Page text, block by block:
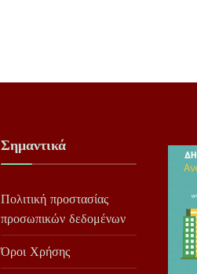
Σημαντικά
Πολιτική προστασίας
προσωπικών δεδομένων
Όροι Χρήσης